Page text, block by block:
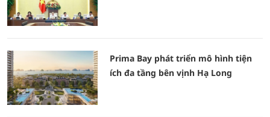
Prima Bay phát triển mô hình tiện
ích đa tầng bên vịnh Hạ Long